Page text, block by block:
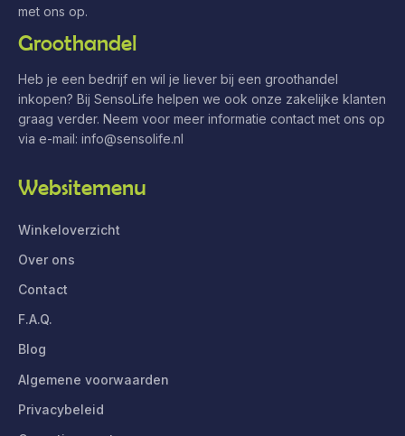
met ons op.
Groothandel
Heb je een bedrijf en wil je liever bij een groothandel
inkopen? Bij SensoLife helpen we ook onze zakelijke klanten
graag verder. Neem voor meer informatie contact met ons op
via e-mail: info@sensolife.nl
Websitemenu
Winkeloverzicht
Over ons
Contact
F.A.Q.
Blog
Algemene voorwaarden
Privacybeleid